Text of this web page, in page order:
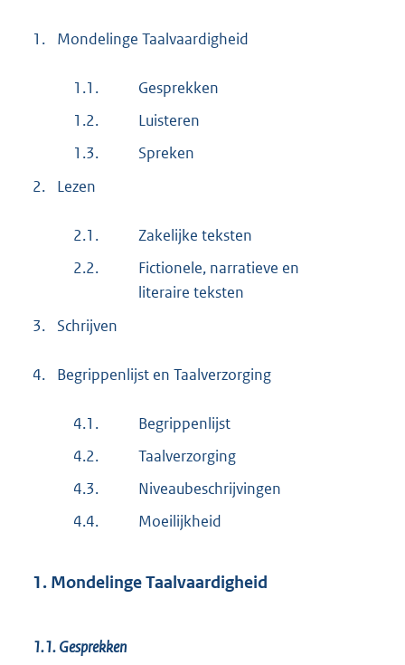
1. Mondelinge Taalvaardigheid
1.1.
Gesprekken
1.2.
Luisteren
1.3.
Spreken
2.
Lezen
2.1.
Zakelijke teksten
2.2.
Fictionele, narratieve en
literaire teksten
3.
Schrijven
4. Begrippenlijst en Taalverzorging
4.1.
Begrippenlijst
4.2.
Taalverzorging
4.3.
Niveaubeschrijvingen
4.4.
Moeilijkheid
1. Mondelinge Taalvaardigheid
1.1. Gesprekken